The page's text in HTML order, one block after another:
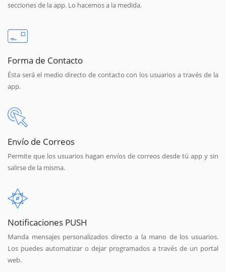
secciones de la app. Lo hacemos a la medida.
Forma de Contacto
Ésta será el medio directo de contacto con los usuarios a través de la
app.
Envío de Correos
Permite que los usuarios hagan envíos de correos desde tú app y sin
salirse de la misma.
Notificaciones PUSH
Manda mensajes personalizados directo a la mano de los usuarios.
Los puedes automatizar o dejar programados a través de un portal
web.